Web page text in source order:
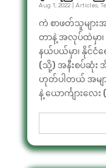
Aug 1, 2022| Articles,
ကဲ စာဖတ်သူများအ
တာနဲ့ အလုပ်ထဲမှာ၊
နယ်ပယ်မှာ၊ နိုင်ငံ
(သို့) အနီးစပ်ဆုံး
ဟုတ်ပါတယ် အမျာ
နဲ့ ယောင်္ကျားလေ